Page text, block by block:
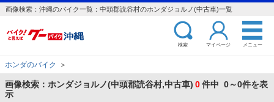
画像検索：沖縄のバイク一覧：中頭郡読谷村のホンダジョルノ(中古車)一覧
検索 マイページ メニュー
ホンダのバイク ＞
画像検索：ホンダジョルノ(中頭郡読谷村,中古車) 0件中 0～0件を表
示